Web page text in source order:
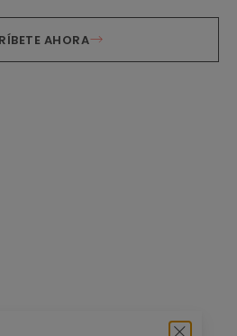
AHORA